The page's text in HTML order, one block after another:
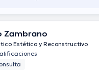
Zambrano
Estético y Reconstructivo